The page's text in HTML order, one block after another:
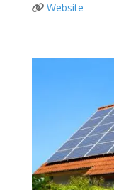
Website